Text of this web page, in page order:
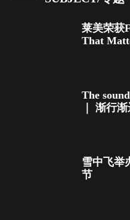
莱美荣获
That
The
｜ 渐行
雪中飞举
节